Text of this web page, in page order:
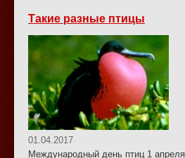
Такие разные птицы
01.04.2017
Международный день птиц 1